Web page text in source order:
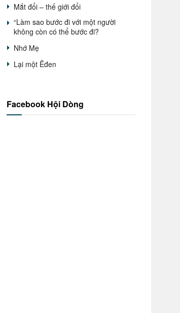
Mắt đổi – thế giới đổi
“Làm sao bước đi với một người
không còn có thể bước đi?
Nhớ Mẹ
Lại một Êđen
Facebook Hội Dòng